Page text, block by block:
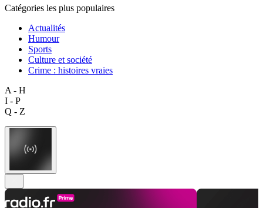
Catégories les plus populaires
Actualités
Humour
Sports
Culture et société
Crime : histoires vraies
A - H
I - P
Q - Z